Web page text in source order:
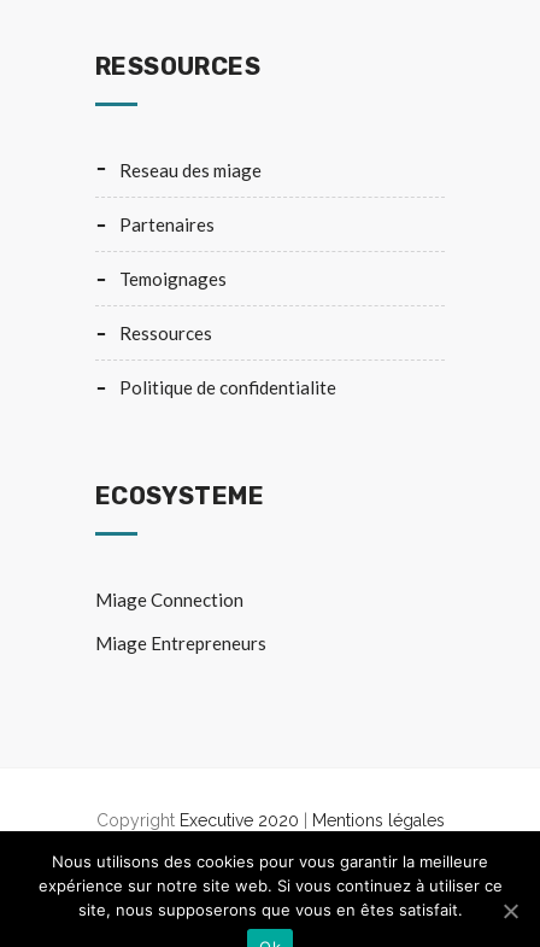
RESSOURCES
reseau des miage
partenaires
temoignages
ressources
politique de confidentialite
ECOSYSTEME
Miage Connection
Miage Entrepreneurs
Copyright Executive 2020
Mentions légales
Politique de confidentialité
Nous utilisons des cookies pour vous garantir la meilleure
expérience sur notre site web. Si vous continuez à utiliser ce
site, nous supposerons que vous en êtes satisfait.